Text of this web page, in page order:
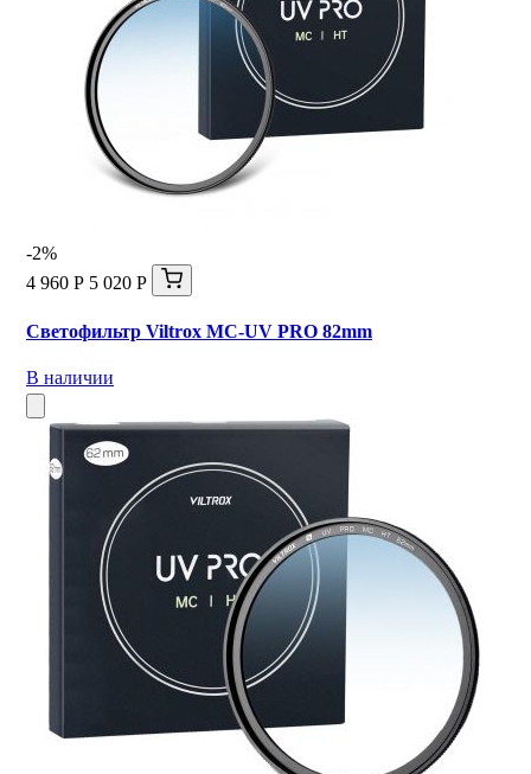
-2%
4 960 Р 5 020 Р
Светофильтр Viltrox MC-UV PRO 82mm
В наличии